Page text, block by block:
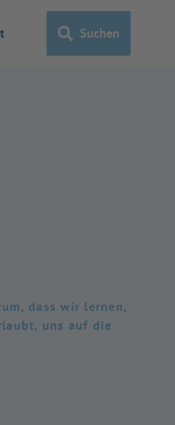
Suchen
dass wir lernen,
uns auf die